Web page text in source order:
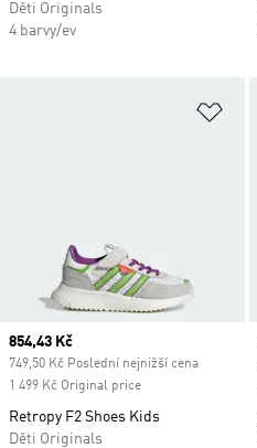
Děti Originals
4 barvy/ev
Current price
854,43 Kč
749,50 Kč Poslední nejnižší cena
1 499 Kč Original price
Retropy F2 Shoes Kids
Děti Originals